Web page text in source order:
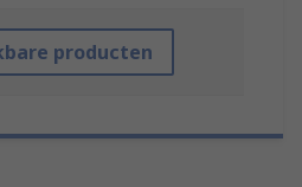
producten